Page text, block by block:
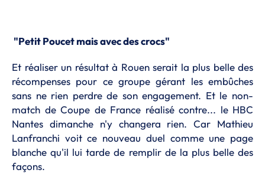
"Petit Poucet mais avec des crocs"
Et réaliser un résultat à Rouen serait la plus belle des
récompenses pour ce groupe gérant les embûches
sans ne rien perdre de son engagement. Et le non-
match de Coupe de France réalisé contre... le HBC
Nantes dimanche n'y changera rien. Car Mathieu
Lanfranchi voit ce nouveau duel comme une page
blanche qu'il lui tarde de remplir de la plus belle des
façons.